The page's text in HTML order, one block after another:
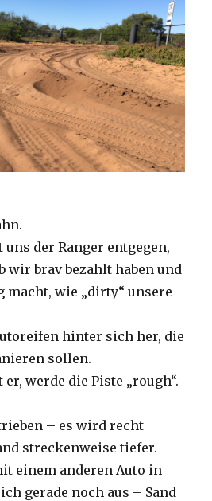
der Ranger entgegen,
wir brav bezahlt haben und
macht, wie „dirty“ unsere
hinter sich her, die
sollen.
er, werde die Piste „rough“.
– es wird recht
streckenweise tiefer.
einem anderen Auto in
gerade noch aus – Sand